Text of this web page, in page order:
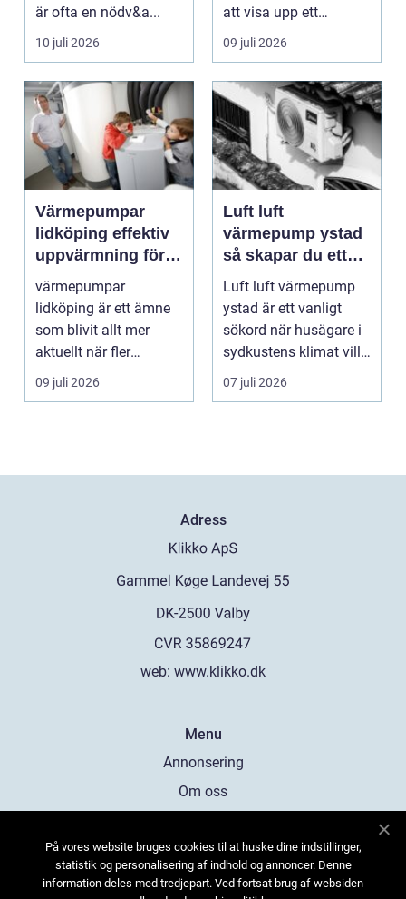
är ofta en nödv&a...
10 juli 2026
att visa upp ett
varum...
09 juli 2026
Värmepumpar
lidköping effektiv
uppvärmning för
hus och
fastigheter
värmepumpar
lidköping är ett ämne
som blivit allt mer
aktuellt när fler
fastighetsägare vill
kombine...
09 juli 2026
Luft luft
värmepump ystad
så skapar du ett
behagligt
inomhusklimat
Året om
Luft luft värmepump
ystad är ett vanligt
sökord när husägare i
sydkustens klimat vill
hitta ett smar...
07 juli 2026
Adress
web: www.klikko.dk
Menu
Annonsering
Om oss
Kontakta oss
Sitemap
På vores website bruges cookies til at huske dine indstillinger,
statistik og personalisering af indhold og annoncer. Denne
information deles med tredjepart. Ved fortsat brug af websiden